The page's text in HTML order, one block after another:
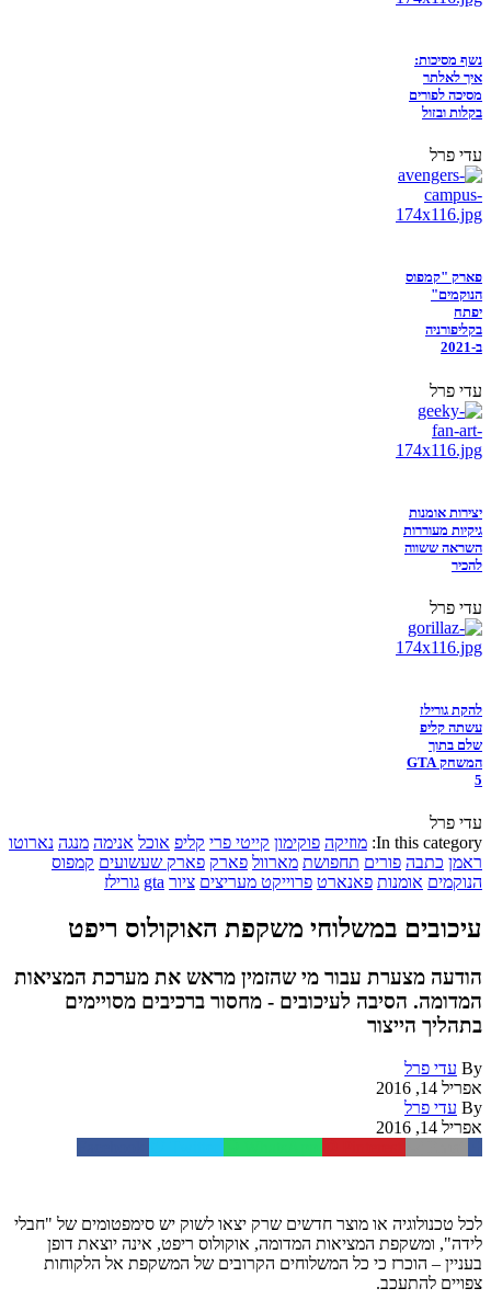
נשף מסיכות:
איך לאלתר
מסיכה לפורים
בקלות ובזול
עדי פרל
פארק "קמפוס
הנוקמים"
יפתח
בקליפורניה
ב-2021
עדי פרל
יצירות אומנות
גיקיות מעוררות
השראה ששווה
להכיר
עדי פרל
להקת גורילז
עשתה קליפ
שלם בתוך
המשחק GTA
5
עדי פרל
In this category: מוזיקה פוקימון קייטי פרי קליפ אוכל אנימה מנגה נארוטו
ראמן כתבה פורים תחפושת מארוול פארק פארק שעשועים קמפוס
הנוקמים אומנות פאנארט פרוייקט מעריצים ציור gta גורילז
עיכובים במשלוחי משקפת האוקולוס ריפט
הודעה מצערת עבור מי שהזמין מראש את מערכת המציאות
המדומה. הסיבה לעיכובים - מחסור ברכיבים מסויימים
בתהליך הייצור
By עדי פרל
אפריל 14, 2016
By עדי פרל
אפריל 14, 2016
לכל טכנולוגיה או מוצר חדשים שרק יצאו לשוק יש סימפטומים של "חבלי
לידה", ומשקפת המציאות המדומה, אוקולוס ריפט, אינה יוצאת דופן
בעניין – הוכרז כי כל המשלוחים הקרובים של המשקפת אל הלקוחות
צפויים להתעכב.